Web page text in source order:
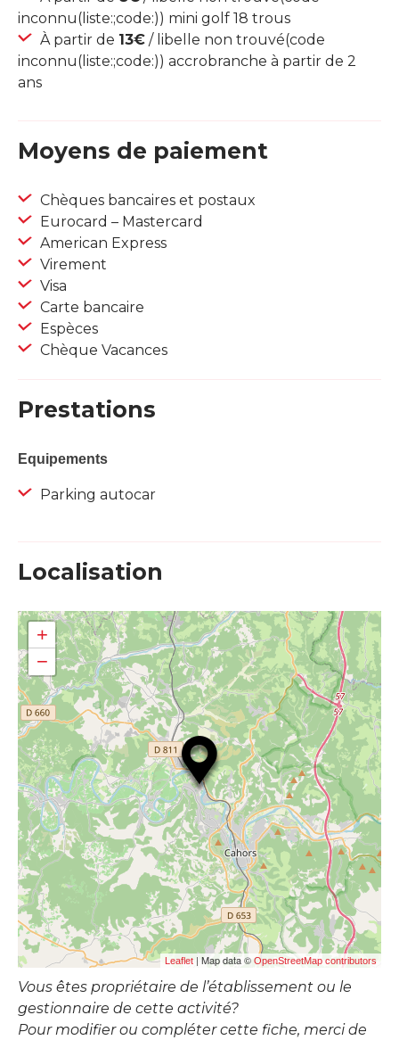
inconnu(liste:;code:)) mini golf 18 trous
À partir de 13€ / libelle non trouvé(code
inconnu(liste:;code:)) accrobranche à partir de 2
ans
Moyens de paiement
Chèques bancaires et postaux
Eurocard – Mastercard
American Express
Virement
Visa
Carte bancaire
Espèces
Chèque Vacances
Prestations
Equipements
Parking autocar
Localisation
+
−
Leaflet | Map data © OpenStreetMap contributors
Vous êtes propriétaire de l’établissement ou le
gestionnaire de cette activité?
Pour modifier ou compléter cette fiche, merci de